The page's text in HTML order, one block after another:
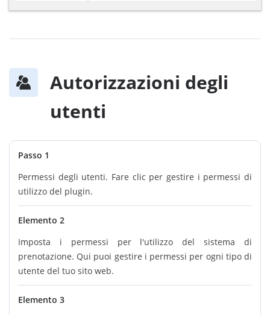
Autorizzazioni degli
utenti
Passo 1
Permessi degli utenti. Fare clic per gestire i permessi di
utilizzo del plugin.
Elemento 2
Imposta i permessi per l'utilizzo del sistema di
prenotazione. Qui puoi gestire i permessi per ogni tipo di
utente del tuo sito web.
Elemento 3